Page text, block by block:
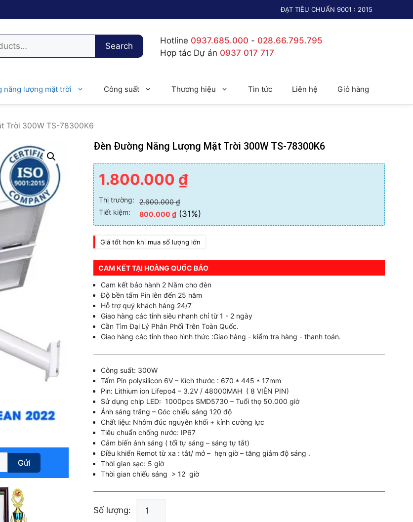
ĐẠT TIÊU CHUẨN 9001 : 2015
Search
Hotline 0937.685.000 - 028.66.795.795
Hợp tác Dự án 0937 017 717
năng lượng mặt trời Công suất Thương hiệu Tin tức Liên hệ Giỏ hàng
Trời 300W TS-78300K6
Gửi
Đèn Đường Năng Lượng Mặt Trời 300W TS-78300K6
1.800.000 ₫
Thị trường: 2.600.000₫
Tiết kiệm:
800.000 ₫(31%)
Giá tốt hơn khi mua số lượng lớn
CAM KẾT TẠI HOÀNG QUỐC BẢO
Cam kết bảo hành 2 Năm cho đèn
Độ bền tấm Pin lên đến 25 năm
Hỗ trợ quý khách hàng 24/7
Giao hàng các tỉnh siêu nhanh chỉ từ 1 - 2 ngày
Cần Tìm Đại Lý Phân Phối Trên Toàn Quốc.
Giao hàng các tỉnh theo hình thức :Giao hàng - kiểm tra hàng - thanh toán.
Công suất: 300W
Tấm Pin polysilicon 6V – Kích thước : 670 * 445 * 17mm
Pin: Lithium ion Lifepo4 – 3.2V / 48000MAH ( 8 VIÊN PIN)
Sử dụng chip LED: 1000pcs SMD5730 – Tuổi thọ 50.000 giờ
Ánh sáng trắng – Góc chiếu sáng 120 độ
Chất liệu: Nhôm đúc nguyên khối + kính cường lực
Tiêu chuẩn chống nước: IP67
Cảm biến ánh sáng ( tối tự sáng – sáng tự tắt)
Điều khiển Remot từ xa : tắt/ mở – hẹn giờ – tăng giảm độ sáng .
Thời gian sạc: 5 giờ
Thời gian chiếu sáng > 12 giờ
Số lượng:
Đèn